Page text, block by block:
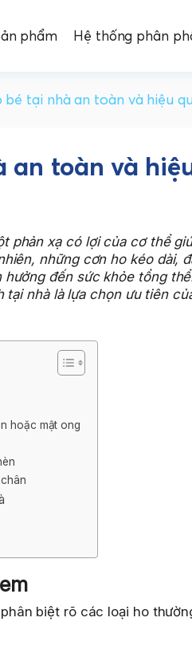
phẩm Hệ thống phân
tại nhà an toàn và hiệu
an toàn và
phản xạ có lợi của cơ thể
những cơn ho kéo dài,
đến sức khỏe tổng
nhà là lựa chọn ưu tiên
hoặc mật ong
biệt rõ các loại ho